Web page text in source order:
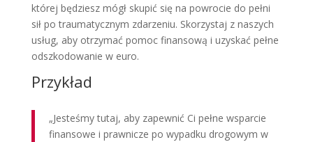
której będziesz mógł skupić się na powrocie do pełni
sił po traumatycznym zdarzeniu. Skorzystaj z naszych
usług, aby otrzymać pomoc finansową i uzyskać pełne
odszkodowanie w euro.
Przykład
„Jesteśmy tutaj, aby zapewnić Ci pełne wsparcie
finansowe i prawnicze po wypadku drogowym w